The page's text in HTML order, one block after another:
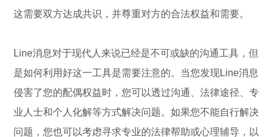
这需要双方达成共识，并尊重对方的合法权益和需要。
Line消息对于现代人来说已经是不可或缺的沟通工具，但
是如何利用好这一工具是需要注意的。当您发现Line消息
侵害了您的配偶权益时，您可以透过沟通、法律途径、专
业人士和个人化解等方式解决问题。如果您不能自行解决
问题，您也可以考虑寻求专业的法律帮助或心理辅导，以